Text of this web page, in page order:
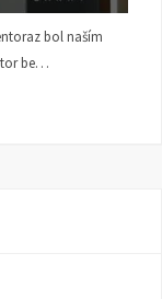
bol naším
be…